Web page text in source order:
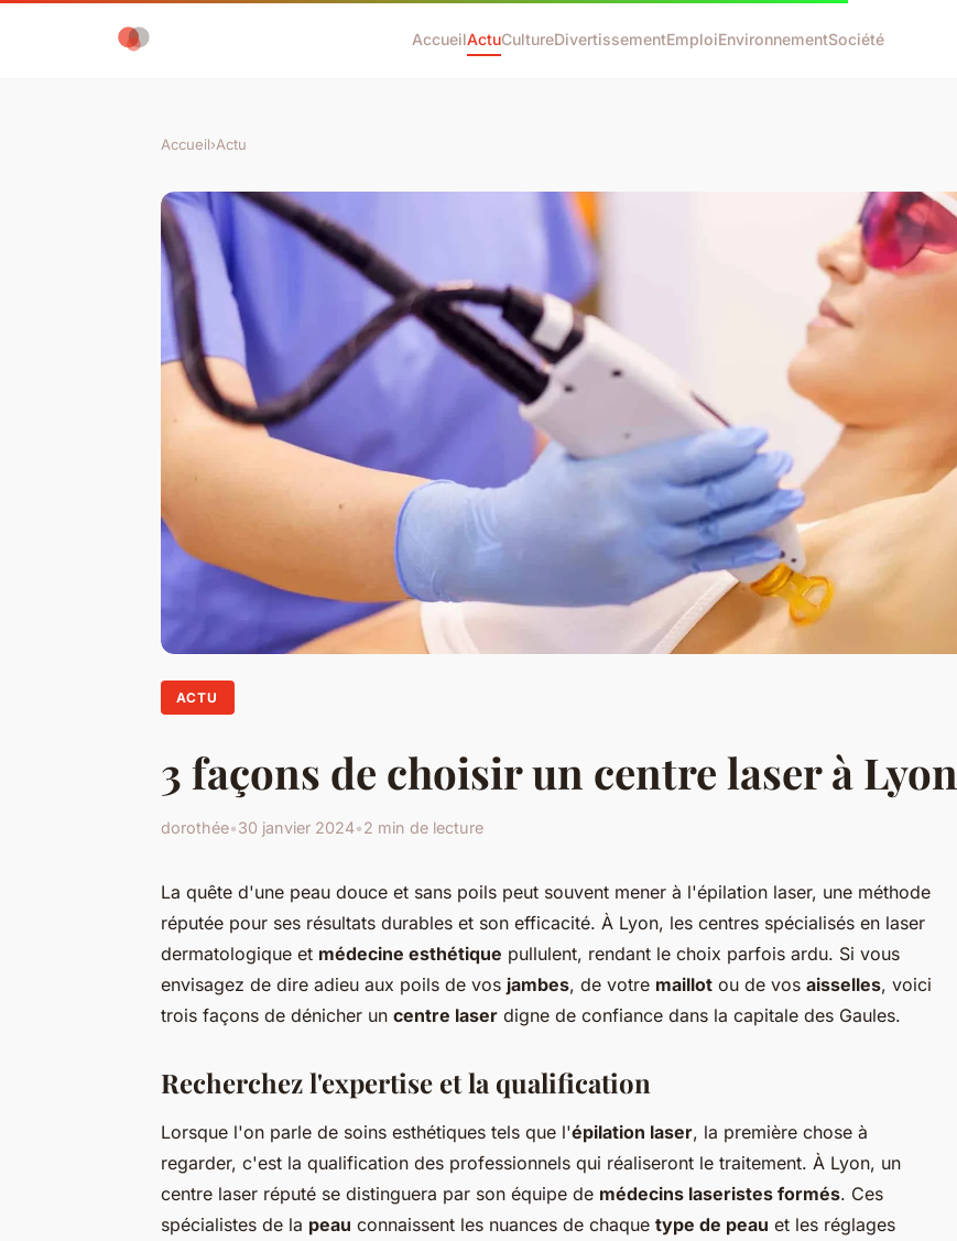
AccueilActuCultureDivertissementEmploiEnvironnementSociété
Accueil›Actu
ACTU
3 façons de choisir un centre laser à Lyon
dorothée•30 janvier 2024•2 min de lecture
La quête d'une peau douce et sans poils peut souvent mener à l'épilation laser, une méthode
réputée pour ses résultats durables et son efficacité. À Lyon, les centres spécialisés en laser
dermatologique et médecine esthétique pullulent, rendant le choix parfois ardu. Si vous
envisagez de dire adieu aux poils de vos jambes, de votre maillot ou de vos aisselles, voici
trois façons de dénicher un centre laser digne de confiance dans la capitale des Gaules.
Recherchez l'expertise et la qualification
Lorsque l'on parle de soins esthétiques tels que l'épilation laser, la première chose à
regarder, c'est la qualification des professionnels qui réaliseront le traitement. À Lyon, un
centre laser réputé se distinguera par son équipe de médecins laseristes formés. Ces
spécialistes de la peau connaissent les nuances de chaque type de peau et les réglages